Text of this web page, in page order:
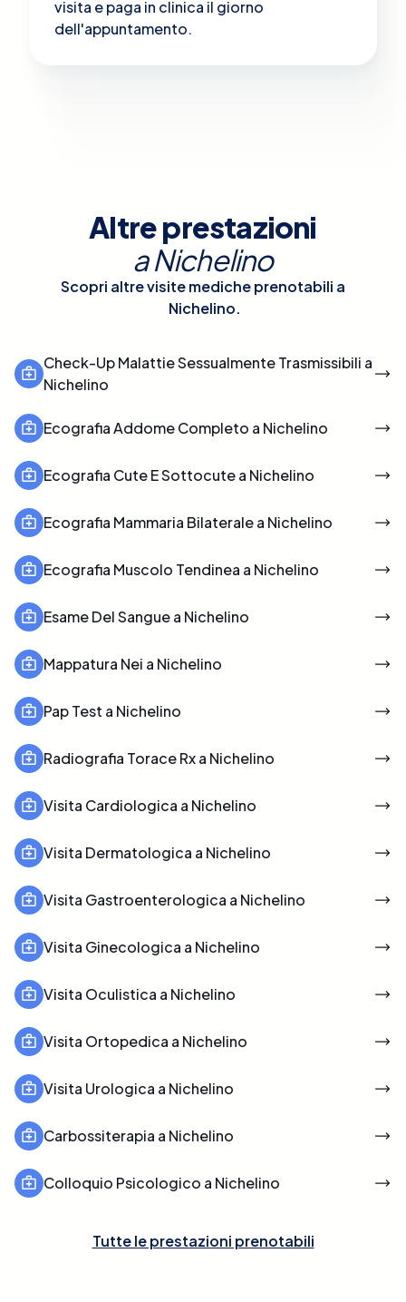
visita e paga in clinica il giorno
dell'appuntamento.
Altre prestazioni
aNichelino
Scopri altre visite mediche prenotabili a
Nichelino.
Check-Up Malattie Sessualmente Trasmissibili a
Nichelino
Ecografia Addome Completo a Nichelino
Ecografia Cute E Sottocute a Nichelino
Ecografia Mammaria Bilaterale a Nichelino
Ecografia Muscolo Tendinea a Nichelino
Esame Del Sangue a Nichelino
Mappatura Nei a Nichelino
Pap Test a Nichelino
Radiografia Torace Rx a Nichelino
Visita Cardiologica a Nichelino
Visita Dermatologica a Nichelino
Visita Gastroenterologica a Nichelino
Visita Ginecologica a Nichelino
Visita Oculistica a Nichelino
Visita Ortopedica a Nichelino
Visita Urologica a Nichelino
Carbossiterapia a Nichelino
Colloquio Psicologico a Nichelino
Tutte le prestazioni prenotabili